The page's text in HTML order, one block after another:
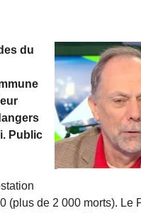
du
Public
(plus de 2 000 morts). Le